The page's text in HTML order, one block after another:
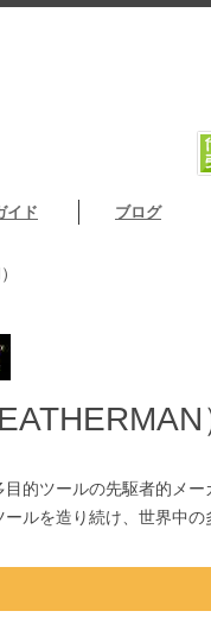
イド
ブログ
的ツールの先駆者的メ
ルを造り続け、世界中